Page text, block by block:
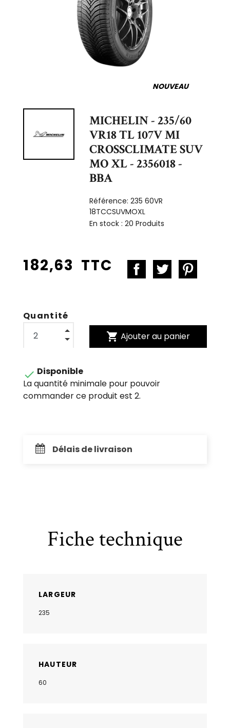
NOUVEAU
MICHELIN - 235/60
VR18 TL 107V MI
CROSSCLIMATE SUV
MO XL - 2356018 -
BBA
Référence:235 60VR
18TCCSUVMOXL
En stock :20 Produits
182,63 TTC
Quantité
shopping_cart Ajouter au panier
 Disponible
La quantité minimale pour pouvoir
commander ce produit est 2.
Délais de livraison
Fiche technique
LARGEUR
235
HAUTEUR
60